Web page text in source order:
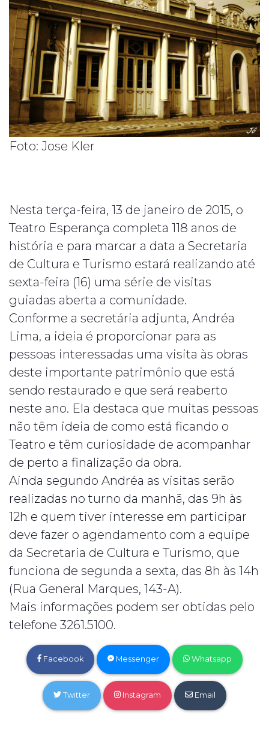
Foto: Jose Kler
Nesta terça-feira, 13 de janeiro de 2015, o
Teatro Esperança completa 118 anos de
história e para marcar a data a Secretaria
de Cultura e Turismo estará realizando até
sexta-feira (16) uma série de visitas
guiadas aberta a comunidade.
Conforme a secretária adjunta, Andréa
Lima, a ideia é proporcionar para as
pessoas interessadas uma visita às obras
deste importante patrimônio que está
sendo restaurado e que será reaberto
neste ano. Ela destaca que muitas pessoas
não têm ideia de como está ficando o
Teatro e têm curiosidade de acompanhar
de perto a finalização da obra.
Ainda segundo Andréa as visitas serão
realizadas no turno da manhã, das 9h às
12h e quem tiver interesse em participar
deve fazer o agendamento com a equipe
da Secretaria de Cultura e Turismo, que
funciona de segunda a sexta, das 8h às 14h
(Rua General Marques, 143-A).
Mais informações podem ser obtidas pelo
telefone 3261.5100.
Facebook Messenger Whatsapp
Twitter Instagram Email